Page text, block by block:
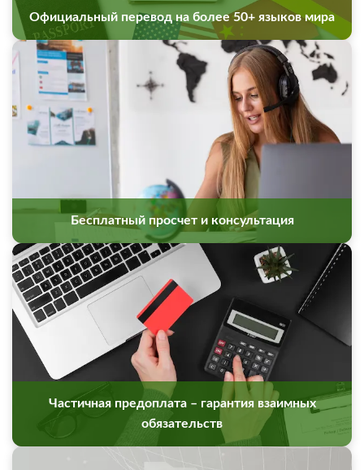
Официальный перевод на более 50+ языков мира
Бесплатный просчет и консультация
Частичная предоплата – гарантия взаимных
обязательств